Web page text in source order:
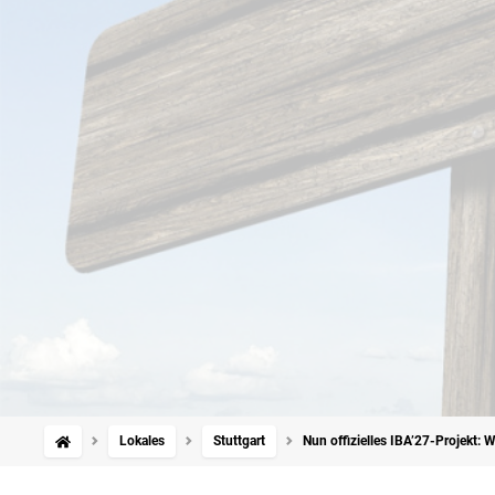
Lokales Stuttgart Nun offizielles IBA’27-Projekt: